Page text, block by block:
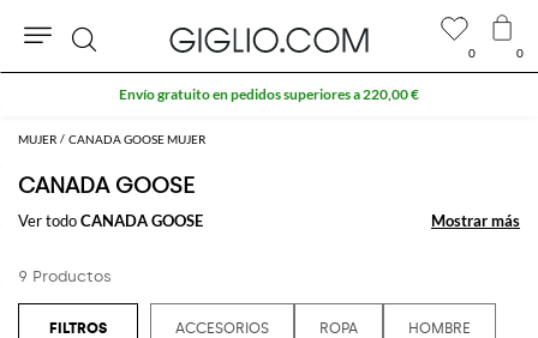
MUJER CANADA GOOSE MUJER
CANADA GOOSE
Ver todoCANADA GOOSE Mostrar más
Mostrar más
9 Productos
ACCESORIOS ROPA HOMBRE
0 0
Buscar
Envío gratuito en pedidos superiores a 220,00 €